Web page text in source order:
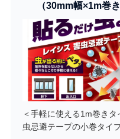
（30mm幅×1m巻き
＜手軽に使える1m巻き
虫忌避テープの小巻タイ